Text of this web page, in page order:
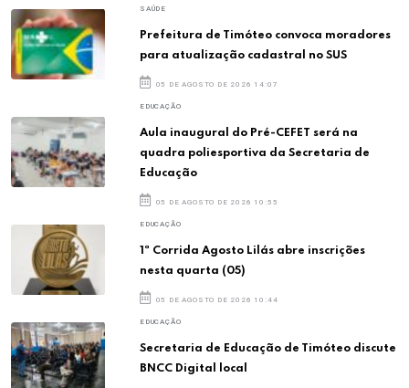
SAÚDE
Prefeitura de Timóteo convoca moradores
para atualização cadastral no SUS
05 DE AGOSTO DE 2026 14:07
EDUCAÇÃO
Aula inaugural do Pré-CEFET será na
quadra poliesportiva da Secretaria de
Educação
05 DE AGOSTO DE 2026 10:55
EDUCAÇÃO
1ª Corrida Agosto Lilás abre inscrições
nesta quarta (05)
05 DE AGOSTO DE 2026 10:44
EDUCAÇÃO
Secretaria de Educação de Timóteo discute
BNCC Digital local